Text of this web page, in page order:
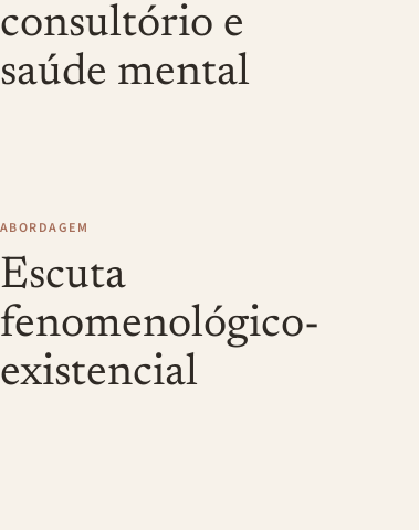
consultório e
saúde mental
ABORDAGEM
Escuta
fenomenológico-
existencial